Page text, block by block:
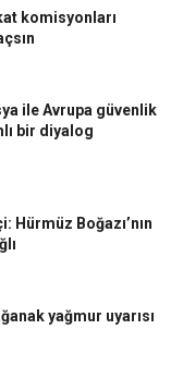
komisyonları
ile Avrupa güvenlik
bir diyalog
Hürmüz Boğazı’nın
yağmur uyarısı